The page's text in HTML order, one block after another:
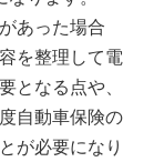
あった場合
を整理して電
となる点や、
自動車保険の
が必要になり